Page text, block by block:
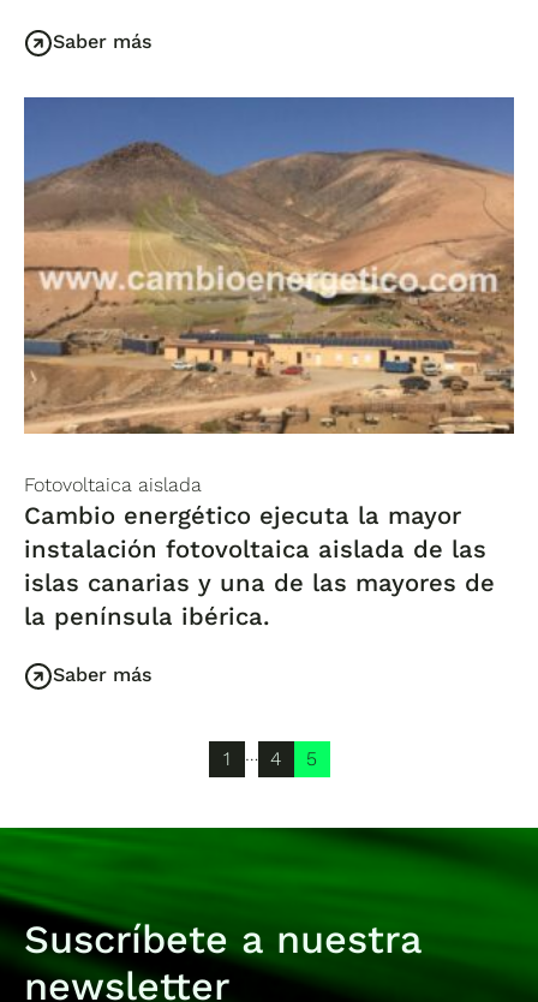
Saber más
Fotovoltaica aislada
Cambio energético ejecuta la mayor
instalación fotovoltaica aislada de las
islas canarias y una de las mayores de
la península ibérica.
Saber más
1 … 4 5
Suscríbete a nuestra
newsletter